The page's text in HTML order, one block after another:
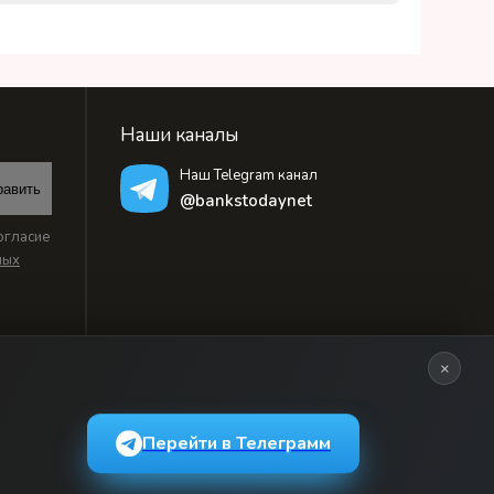
Наши каналы
Наш Telegram канал
@bankstodaynet
соглашением
×
Перейти в Телеграмм